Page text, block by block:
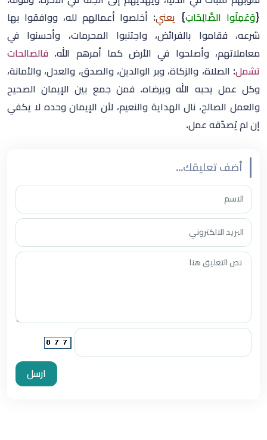
{وَعَمِلُوا الصَّالِحَاتِ} يعني: أخلصوا أعمالهم لله، ووافقوا بها
شرعه، فقاموا بالفرائض، واجتنبوا المحرمات، وأحسنوا في
معاملاتهم، وأصلحوا في الأرض كما أمرهم الله. فالصالحات
تشمل: الصلاة، والزكاة، وبر الوالدين، والصدق، والعدل، والأمانة،
وكل عمل يحبه الله ويرضاه. فمن جمع بين الإيمان الصحيح
والعمل الصالح، نال الهداية والنعيم، لأن الإيمان وحده لا يكفي
إن لم يُصدّقه عمل.
أضف تعليقك...
ارسل